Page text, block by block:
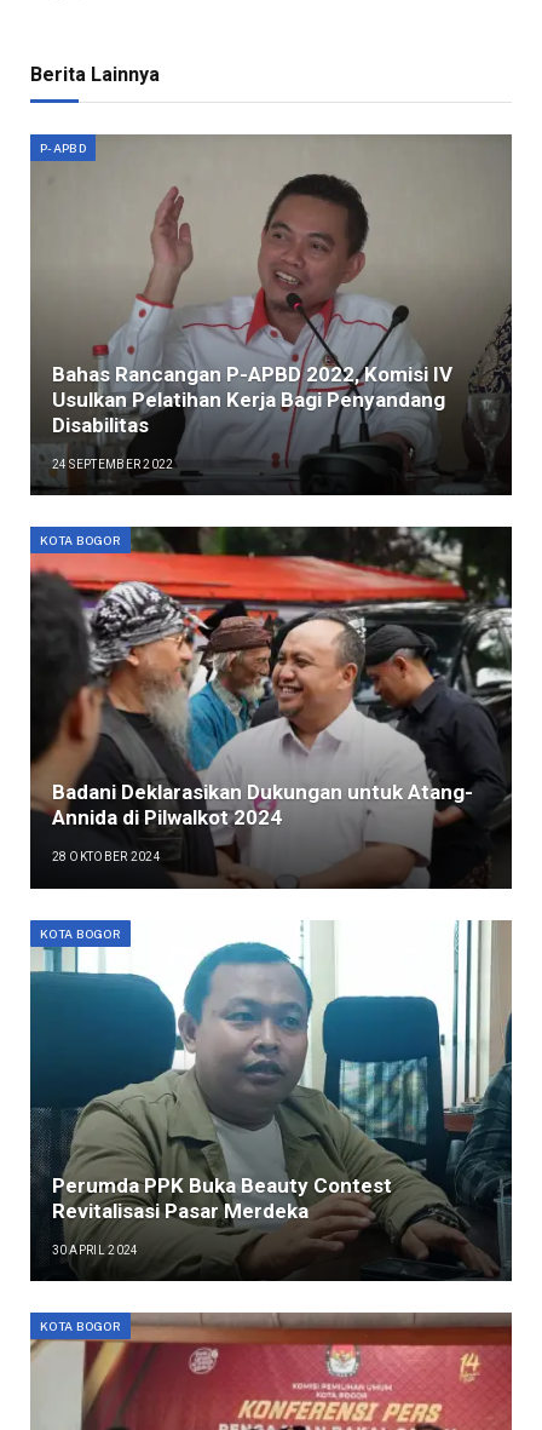
Berita Lainnya
P-APBD
Bahas Rancangan P-APBD 2022, Komisi IV
Usulkan Pelatihan Kerja Bagi Penyandang
Disabilitas
24 SEPTEMBER 2022
KOTA BOGOR
Badani Deklarasikan Dukungan untuk Atang-
Annida di Pilwalkot 2024
28 OKTOBER 2024
KOTA BOGOR
Perumda PPK Buka Beauty Contest
Revitalisasi Pasar Merdeka
30 APRIL 2024
KOTA BOGOR